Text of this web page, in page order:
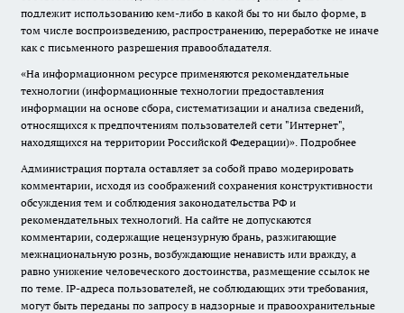
подлежит использованию кем-либо в какой бы то ни было форме, в
том числе воспроизведению, распространению, переработке не иначе
как с письменного разрешения правообладателя.
«На информационном ресурсе применяются рекомендательные
технологии (информационные технологии предоставления
информации на основе сбора, систематизации и анализа сведений,
относящихся к предпочтениям пользователей сети "Интернет",
находящихся на территории Российской Федерации)». Подробнее
Администрация портала оставляет за собой право модерировать
комментарии, исходя из соображений сохранения конструктивности
обсуждения тем и соблюдения законодательства РФ и
рекомендательных технологий. На сайте не допускаются
комментарии, содержащие нецензурную брань, разжигающие
межнациональную рознь, возбуждающие ненависть или вражду, а
равно унижение человеческого достоинства, размещение ссылок не
по теме. IP-адреса пользователей, не соблюдающих эти требования,
могут быть переданы по запросу в надзорные и правоохранительные